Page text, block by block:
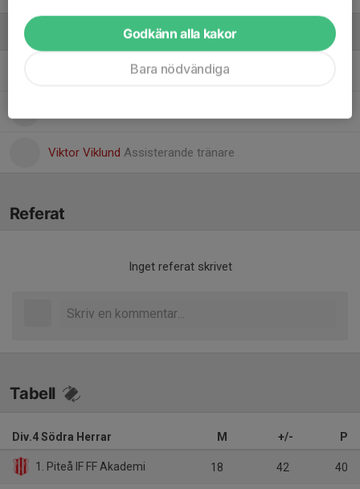
Ledare
Huvudtränare
Viktor Viklund Assisterande tränare
Referat
Inget referat skrivet
Tabell
Div.4 Södra Herrar M +/- P
1. Piteå IF FF Akademi 18 42 40
Godkänn alla kakor
Bara nödvändiga